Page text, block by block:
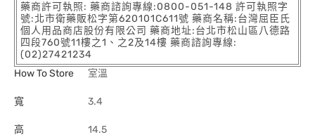
藥商許可執照: 藥商諮詢專線:0800-051-148 許可執照字
號:北市衛藥販松字第620101C611號 藥商名稱:台灣屈臣氏
個人用品商店股份有限公司 藥商地址:台北市松山區八德路
四段760號11樓之1、之2及14樓 藥商諮詢專線:
(02)27421234
How To Store
室溫
寬 3.4
高 14.5